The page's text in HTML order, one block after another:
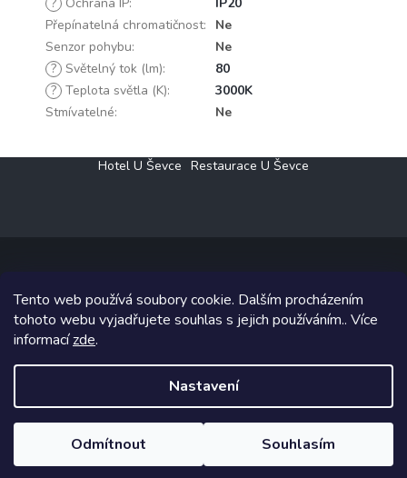
Tento web používá soubory cookie. Dalším procházením
tohoto webu vyjadřujete souhlas s jejich používáním.. Více
informacízde.
Nastavení
Odmítnout Souhlasím
Přepínatelná chromatičnost:
Ne
Senzor pohybu:
Ne
? Světelný tok (lm):
80
? Teplota světla (K):
3000K
Stmívatelné: Ne
Hotel U Ševce Restaurace U Ševce
Copyright 2026Elektro Klesný s.r.o.. Všechna práva vyhrazena.
Grafický návrh vytvořil a na Shoptet implementoval
Shoptetak.cz.
Vytvořil Shoptet